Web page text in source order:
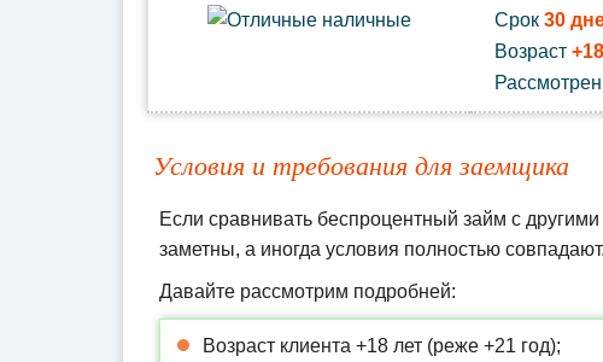
Срок 30
Возраст
Условия и требования для заемщика
Если сравнивать беспроцентный займ с
заметны, а иногда условия полностью совпадают.
Давайте рассмотрим подробней:
Возраст клиента +18 лет (реже +21 год);